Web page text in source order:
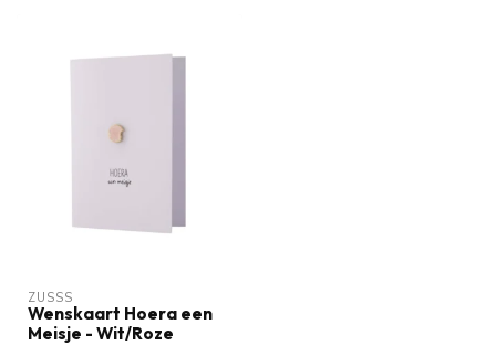
ZUSSS
Wenskaart Hoera een
Meisje - Wit/Roze